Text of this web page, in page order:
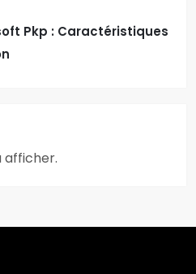
Pkp : Caractéristiques
afficher.